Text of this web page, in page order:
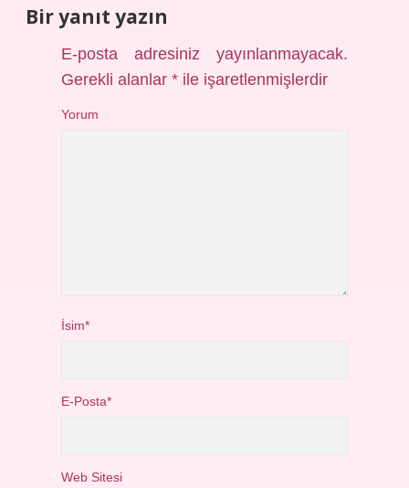
Bir yanıt yazın
E-posta adresiniz yayınlanmayacak.
Gerekli alanlar* ile işaretlenmişlerdir
Yorum
İsim*
E-Posta*
Web Sitesi